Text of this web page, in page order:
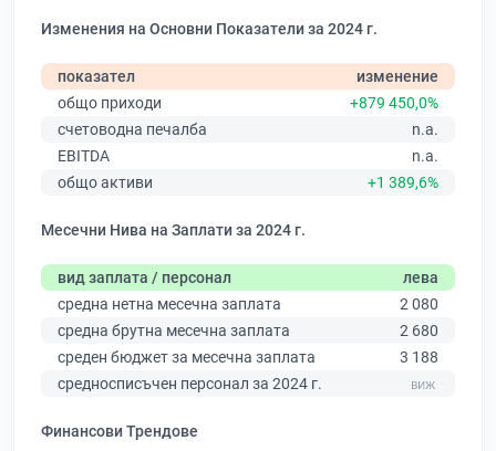
Изменения на Основни Показатели за 2024 г.
показател
изменение
общо приходи
+879 450,0%
счетоводна печалба
n.a.
EBITDA
n.a.
общо активи
+1 389,6%
Месечни Нива на Заплати за 2024 г.
вид заплата / персонал
лева
средна нетна месечна заплата
2 080
средна брутна месечна заплата
2 680
среден бюджет за месечна заплата
3 188
средносписъчен персонал за 2024 г.
Финансови Трендове